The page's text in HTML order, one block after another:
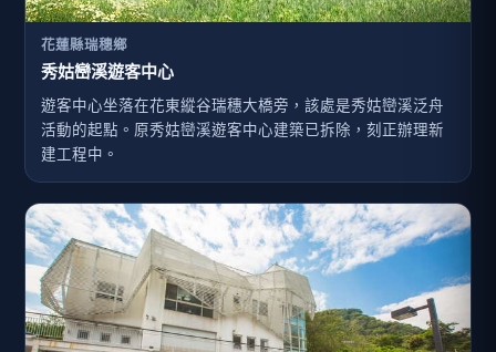
花蓮縣瑞穗鄉
秀姑巒溪遊客中心
遊客中心坐落在花東縱谷瑞穗大橋旁，該處是秀姑巒溪泛舟
活動的起點。原秀姑巒溪遊客中心建築已拆除，刻正辦理新
建工程中。